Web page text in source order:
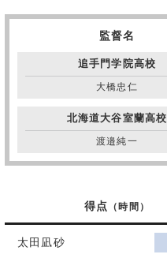
監督名
追手門学院高校
大橋忠仁
北海道大谷室蘭高校
渡邉純一
得点 （時間）
太田凪砂